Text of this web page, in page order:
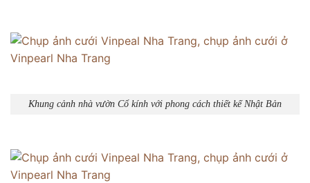
Khung cảnh nhà vườn Cổ kính với phong cách thiết kế Nhật Bản